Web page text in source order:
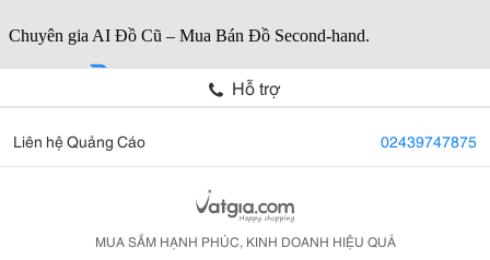
Hỗ trợ
Liên hệ Quảng Cáo 02439747875
MUA SẮM HẠNH PHÚC, KINH DOANH HIỆU QUẢ